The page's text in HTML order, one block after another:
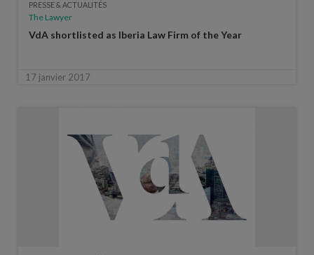
PRESSE & ACTUALITÉS
The Lawyer
VdA shortlisted as Iberia Law Firm of the Year
17 janvier 2017